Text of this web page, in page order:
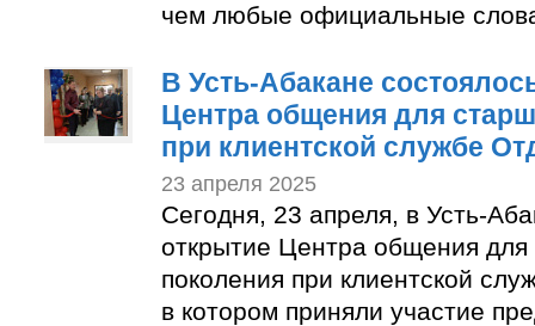
чем любые официальные
В Усть-Абакане
Центра общения для
при клиентской службе
23 апреля 2025
Сегодня, 23 апреля, в Усть-
открытие Центра общения для
поколения при клиентской
в котором приняли участие